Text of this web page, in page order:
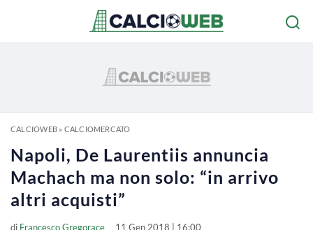
CALCIOWEB» CALCIOMERCATO
Napoli, De Laurentiis annuncia
Machach ma non solo: “in arrivo
altri acquisti”
di Francesco Gregorace 11 Gen 2018 | 16:00